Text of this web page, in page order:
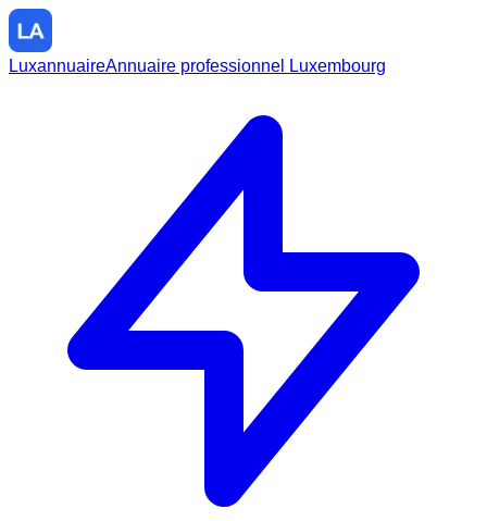
LuxannuaireAnnuaire professionnel Luxembourg